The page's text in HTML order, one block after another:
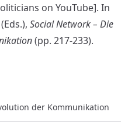
on YouTube]. In
Social Network – Die
(pp. 217-233).
der Kommunikation